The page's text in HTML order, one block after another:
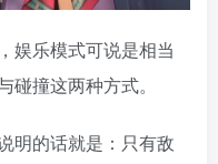
娱乐模式可说是相当
撞这两种方式。
明的话就是：只有敌